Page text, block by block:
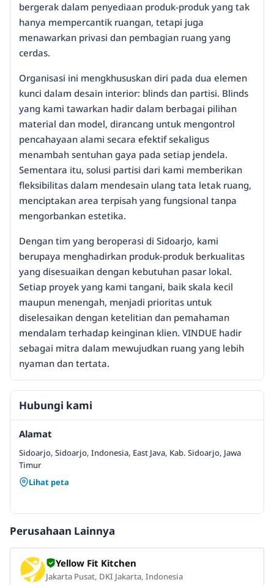
bergerak dalam penyediaan produk-produk yang tak
hanya mempercantik ruangan, tetapi juga
menawarkan privasi dan pembagian ruang yang
cerdas.
Organisasi ini mengkhususkan diri pada dua elemen
kunci dalam desain interior: blinds dan partisi. Blinds
yang kami tawarkan hadir dalam berbagai pilihan
material dan model, dirancang untuk mengontrol
pencahayaan alami secara efektif sekaligus
menambah sentuhan gaya pada setiap jendela.
Sementara itu, solusi partisi dari kami memberikan
fleksibilitas dalam mendesain ulang tata letak ruang,
menciptakan area terpisah yang fungsional tanpa
mengorbankan estetika.
Dengan tim yang beroperasi di Sidoarjo, kami
berupaya menghadirkan produk-produk berkualitas
yang disesuaikan dengan kebutuhan pasar lokal.
Setiap proyek yang kami tangani, baik skala kecil
maupun menengah, menjadi prioritas untuk
diselesaikan dengan ketelitian dan pemahaman
mendalam terhadap keinginan klien. VINDUE hadir
sebagai mitra dalam mewujudkan ruang yang lebih
nyaman dan tertata.
Hubungi kami
Alamat
Sidoarjo, Sidoarjo, Indonesia, East Java, Kab. Sidoarjo, Jawa
Timur
Lihat peta
Perusahaan Lainnya
Yellow Fit Kitchen
Jakarta Pusat, DKI Jakarta, Indonesia